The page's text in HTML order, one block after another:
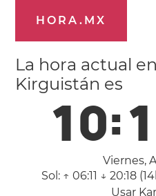
HORA.MX
La hora actual en
Kirguistán es
10:1
Viernes,
Sol: ↑ 06:11 ↓ 20:18
Usar